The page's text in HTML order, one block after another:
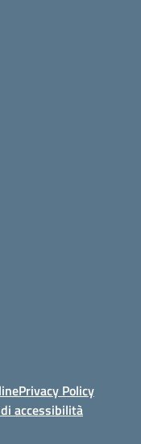
Privacy Policy
accessibilità